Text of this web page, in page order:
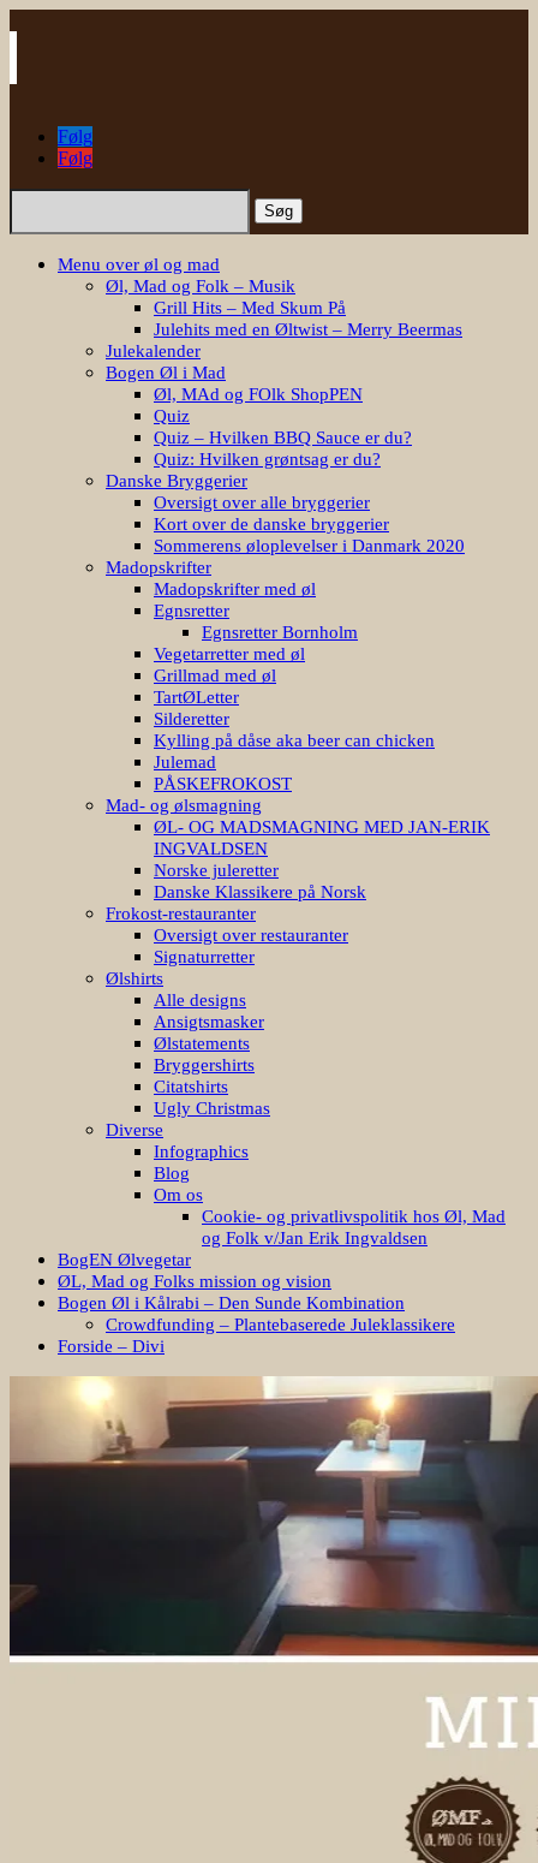
Følg
Følg
Søg
Menu over øl og mad
Øl, Mad og Folk – Musik
Grill Hits – Med Skum På
Julehits med en Øltwist – Merry Beermas
Julekalender
Bogen Øl i Mad
Øl, MAd og FOlk ShopPEN
Quiz
Quiz – Hvilken BBQ Sauce er du?
Quiz: Hvilken grøntsag er du?
Danske Bryggerier
Oversigt over alle bryggerier
Kort over de danske bryggerier
Sommerens øloplevelser i Danmark 2020
Madopskrifter
Madopskrifter med øl
Egnsretter
Egnsretter Bornholm
Vegetarretter med øl
Grillmad med øl
TartØLetter
Silderetter
Kylling på dåse aka beer can chicken
Julemad
PÅSKEFROKOST
Mad- og ølsmagning
ØL- OG MADSMAGNING MED JAN-ERIK
INGVALDSEN
Norske juleretter
Danske Klassikere på Norsk
Frokost-restauranter
Oversigt over restauranter
Signaturretter
Ølshirts
Alle designs
Ansigtsmasker
Ølstatements
Bryggershirts
Citatshirts
Ugly Christmas
Diverse
Infographics
Blog
Om os
Cookie- og privatlivspolitik hos Øl, Mad
og Folk v/Jan Erik Ingvaldsen
BogEN Ølvegetar
ØL, Mad og Folks mission og vision
Bogen Øl i Kålrabi – Den Sunde Kombination
Crowdfunding – Plantebaserede Juleklassikere
Forside – Divi